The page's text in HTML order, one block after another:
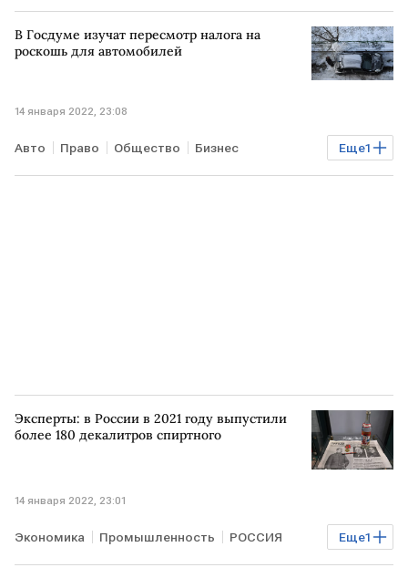
В Госдуме изучат пересмотр налога на
роскошь для автомобилей
14 января 2022, 23:08
Еще1
Авто Право Общество Бизнес
Экономика РОССИЯ
Эксперты: в России в 2021 году выпустили
более 180 декалитров спиртного
14 января 2022, 23:01
Еще1
Экономика Промышленность РОССИЯ
водка